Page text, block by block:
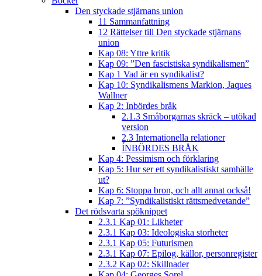
Den styckade stjärnans union
11 Sammanfattning
12 Rättelser till Den styckade stjärnans
union
Kap 08: Yttre kritik
Kap 09: ”Den fascistiska syndikalismen”
Kap 1 Vad är en syndikalist?
Kap 10: Syndikalismens Markion, Jaques
Wallner
Kap 2: Inbördes bråk
2.1.3 Småborgarnas skräck – utökad
version
2.3 Internationella relationer
ÍNBÖRDES BRÅK
Kap 4: Pessimism och förklaring
Kap 5: Hur ser ett syndikalistiskt samhälle
ut?
Kap 6: Stoppa bron, och allt annat också!
Kap 7: ”Syndikalistiskt rättsmedvetande”
Det rödsvarta spöknippet
2.3.1 Kap 01: Likheter
2.3.1 Kap 03: Ideologiska storheter
2.3.1 Kap 05: Futurismen
2.3.1 Kap 07: Epilog, källor, personregister
2.3.2 Kap 02: Skillnader